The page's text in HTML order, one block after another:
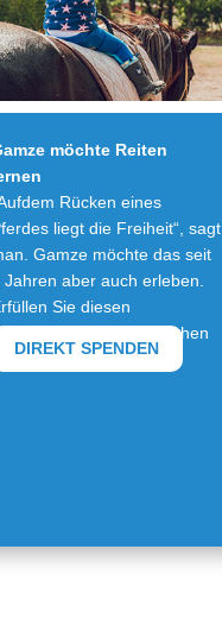
möchte Reiten
Rücken eines
liegt die Freiheit“, sagt
Gamze möchte das seit
Jahren aber auch erleben.
Sie diesen
und machen
Gamze eine Freude.
DIREKT SPENDEN